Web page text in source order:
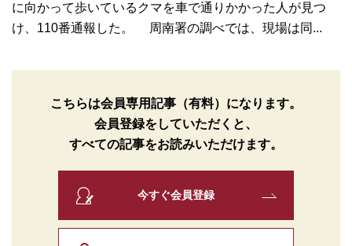
に向かって歩いているクマを車で通りかかった人が見つ
け、110番通報した。 周南署の調べでは、現場は同...
こちらは会員専用記事（有料）になります。
会員登録をしていただくと、
すべての記事をお読みいただけます。
今すぐ会員登録